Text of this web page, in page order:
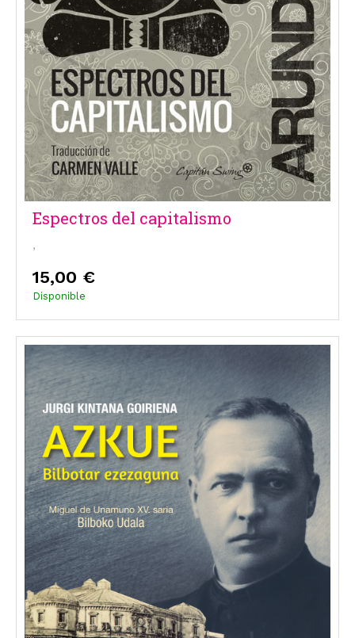
Espectros del capitalismo
,
15,00 €
Disponible